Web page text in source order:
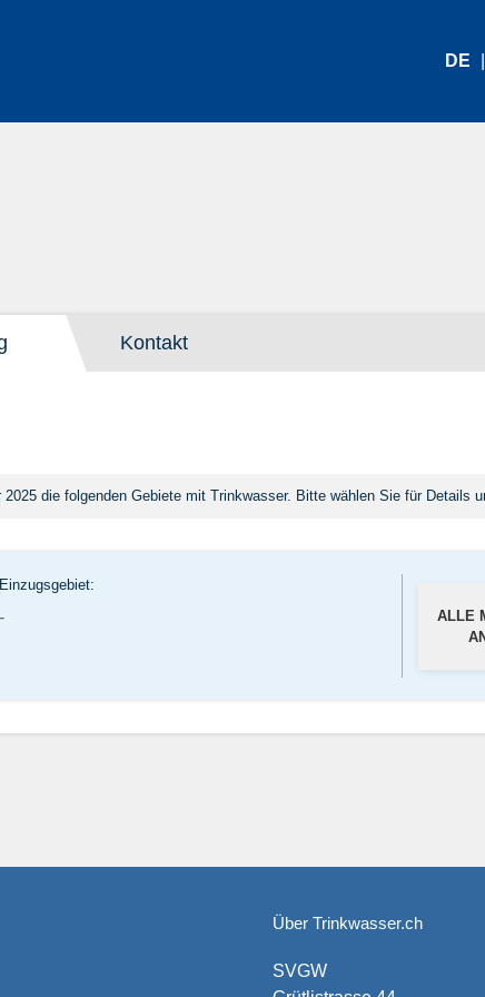
DE
Kontakt
die folgenden Gebiete mit Trinkwasser. Bitte wählen Sie für Details
Einzugsgebiet:
-
ALLE
Über Trinkwasser.ch
SVGW